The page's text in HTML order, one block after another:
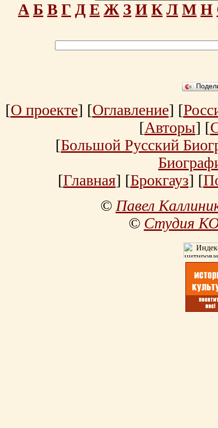
А Б В Г Д Е Ж З И К Л М Н
[О проекте] [Оглавление] [
[Авторы] [
[Большой Русский
[Главная] [Брокгауз] [
©Павел
© Студия